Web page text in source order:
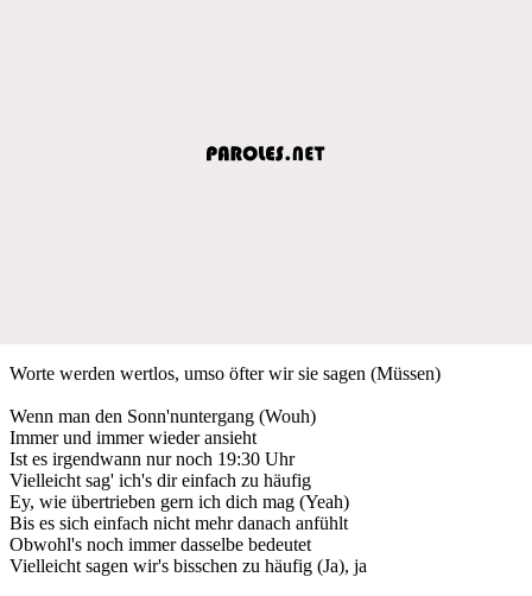
Worte werden wertlos, umso öfter wir sie sagen (Müssen)
Wenn man den Sonn'nuntergang (Wouh)
Immer und immer wieder ansieht
Ist es irgendwann nur noch 19:30 Uhr
Vielleicht sag' ich's dir einfach zu häufig
Ey, wie übertrieben gern ich dich mag (Yeah)
Bis es sich einfach nicht mehr danach anfühlt
Obwohl's noch immer dasselbe bedeutet
Vielleicht sagen wir's bisschen zu häufig (Ja), ja